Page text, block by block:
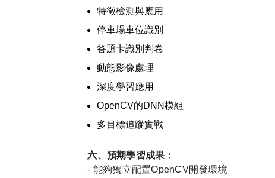
特徵檢測與應用
停車場車位識別
答題卡識別判卷
動態影像處理
深度學習應用
OpenCV的DNN模組
多目標追蹤實戰
六、預期學習成果：
- 能夠獨立配置OpenCV開發環境